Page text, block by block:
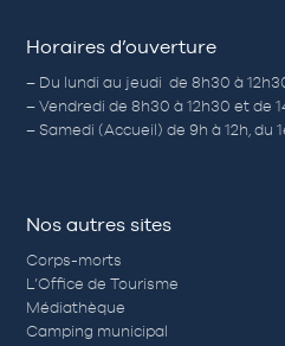
Horaires d’ouverture
– Du lundi au jeudi de 8h30 à
– Vendredi de 8h30 à 12h30 et de
– Samedi (Accueil) de 9h à 12h, du
Nos autres sites
Corps-morts
L’Office de Tourisme
Médiathèque
Camping municipal